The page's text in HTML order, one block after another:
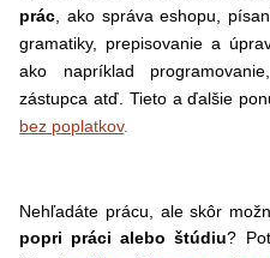
prác , ako správa eshopu,
gramatiky, prepisovanie a
ako napríklad
zástupca atď. Tieto a ďalšie
bez poplatkov.
Nehľadáte prácu, ale skôr
popri práci alebo štúdiu?